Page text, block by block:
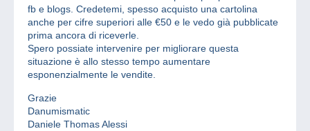
fb e blogs. Credetemi, spesso acquisto una cartolina
anche per cifre superiori alle €50 e le vedo già pubblicate
prima ancora di riceverle.
Spero possiate intervenire per migliorare questa
situazione è allo stesso tempo aumentare
esponenzialmente le vendite.
Grazie
Danumismatic
Daniele Thomas Alessi